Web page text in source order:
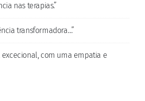
nas terapias.”
transformadora…”
excecional, com uma empatia e